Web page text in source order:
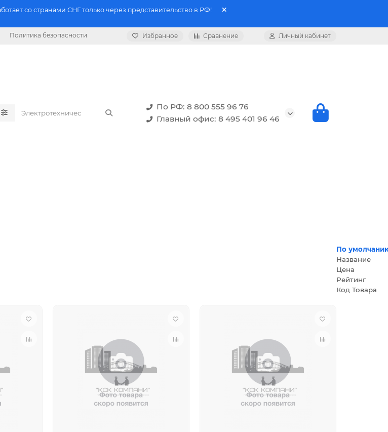
со странами СНГ только через представительство в РФ!
Политика безопасности Избранное Сравнение Личный кабинет
По РФ: 8 800 555 96 76
Главный офис: 8 495 401 96 46
По
Название
Цена
Рейтинг
Код Товара